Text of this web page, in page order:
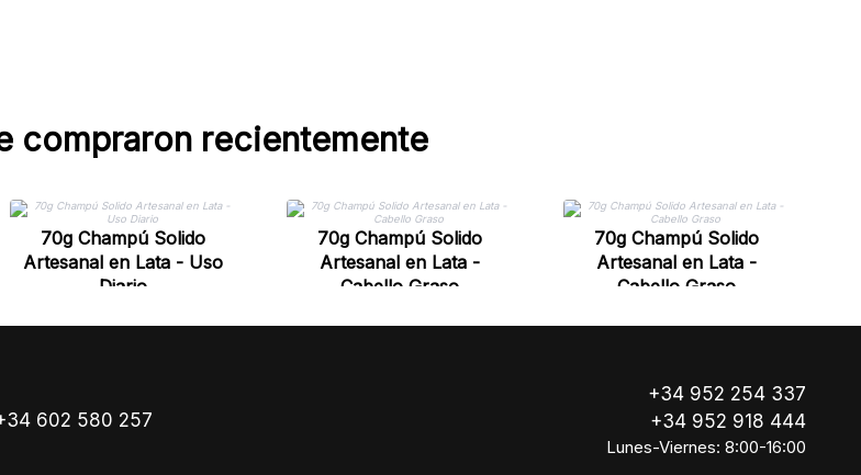
compraron recientemente
70g Champú Solido
Artesanal en Lata - Uso
Diario
70g Champú Solido
Artesanal en Lata -
Cabello Graso
70g Champú Solido
Artesanal en Lata -
Cabello Graso
602 580 257
+34 952 254 337
+34 952 918 444
Lunes-Viernes: 8:00-16:00